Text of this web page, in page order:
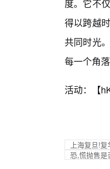
度。它不
得以跨越
共同时光
每一个角
活动：【
上海复旦!
恐,慌抛售是